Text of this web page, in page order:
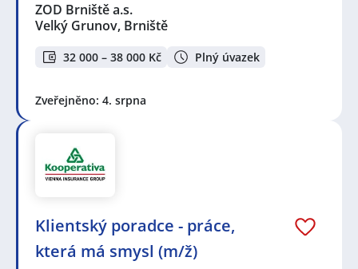
ZOD Brniště a.s.
Velký Grunov, Brniště
32 000 – 38 000 Kč Plný úvazek
Zveřejněno: 4. srpna
Klientský poradce - práce,
která má smysl (m/ž)